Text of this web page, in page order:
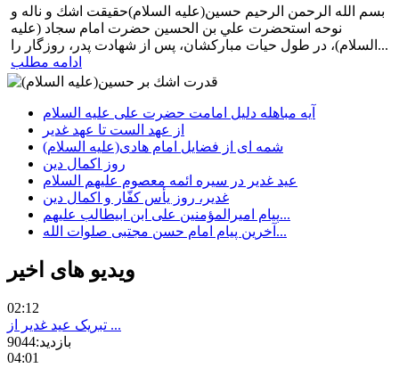
بسم الله الرحمن الرحیم حسين(علیه السلام)حقيقت اشك و ناله و
نوحه استحضرت علي بن الحسين حضرت امام سجاد (علیه
السلام)، در طول حيات مباركشان، پس از شهادت پدر، روزگار را...
ادامه مطلب
آیه مباهله دلیل امامت حضرت علی علیه السلام
از عهد الست تا عهد غدير
شمه ای از فضایل امام هادی(علیه السلام)
روز اکمال دین
عيد غدير در سيره ائمه معصوم علیهم السلام
پیام امیرالمؤمنین علی ابن ابیطالب علیهم...
آخرین پیام امام حسن مجتبی صلوات‌ الله‌...
ویدیو های اخیر
02:12
تبریک عید غدیر از ...
بازدید:9044
04:01